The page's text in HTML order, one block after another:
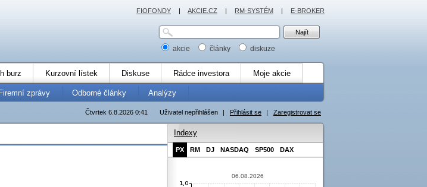
akcie články diskuze
burz Kurzovní lístek Diskuse Rádce investora Moje akcie
Firemní zprávy Odborné články Analýzy
Uživatel nepřihlášen | Přihlásit se | Zaregistrovat se
Čtvrtek 6.8.2026 0:41
Indexy
PX RM DJ NASDAQ SP500 DAX
06.08.2026
FIOFONDY | AKCIE.CZ | RM-SYSTÉM | E-BROKER